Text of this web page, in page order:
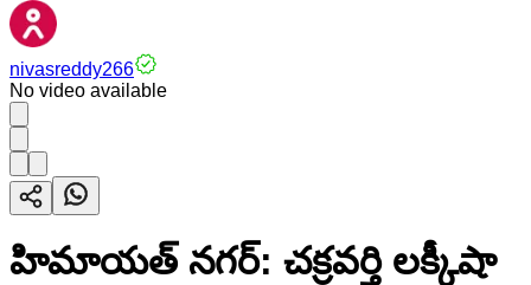
nivasreddy266
No video available
హిమాయత్ నగర్: చక్రవర్తి లక్కీషా